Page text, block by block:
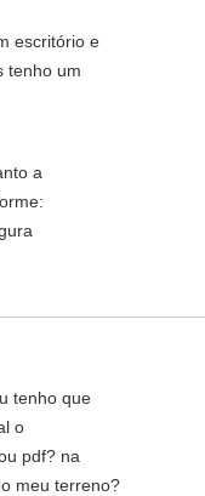
escritório e
tenho um
a
tenho que
o
pdf? na
meu terreno?